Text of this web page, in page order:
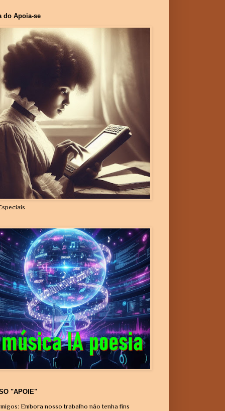
do Apoia-se
"APOIE"
Embora nosso trabalho não tenha fins